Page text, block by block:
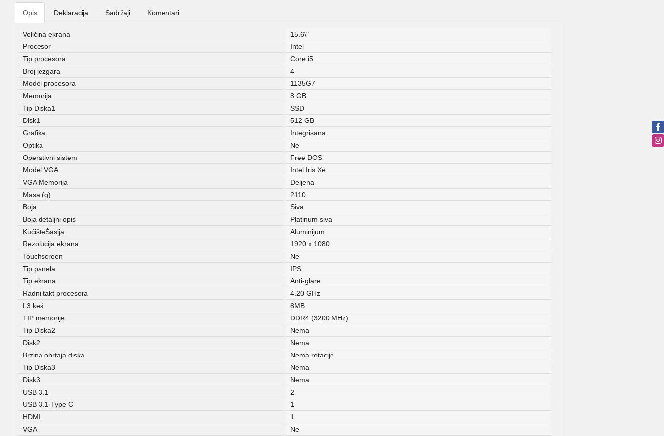
Opis Deklaracija Sadržaji Komentari
Veličina ekrana
15.6\"
Procesor
Intel
Tip procesora
Core i5
Broj jezgara
4
Model procesora
1135G7
Memorija
8 GB
Tip Diska1
SSD
Disk1
512 GB
Grafika
Integrisana
Optika
Ne
Operativni sistem
Free DOS
Model VGA
Intel Iris Xe
VGA Memorija
Deljena
Masa (g)
2110
Boja
Siva
Boja detaljni opis
Platinum siva
KućišteŠasija
Aluminijum
Rezolucija ekrana
1920 x 1080
Touchscreen
Ne
Tip panela
IPS
Tip ekrana
Anti-glare
Radni takt procesora
4.20 GHz
L3 keš
8MB
TIP memorije
DDR4 (3200 MHz)
Tip Diska2
Nema
Disk2
Nema
Brzina obrtaja diska
Nema rotacije
Tip Diska3
Nema
Disk3
Nema
USB 3.1
2
USB 3.1-Type C
1
HDMI
1
VGA
Ne